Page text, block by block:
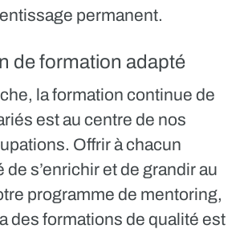
permanent.
de formation adapté
la formation continue de
est au centre de nos
Offrir à chacun
de s’enrichir et de grandir au
programme de mentoring,
des formations de qualité est